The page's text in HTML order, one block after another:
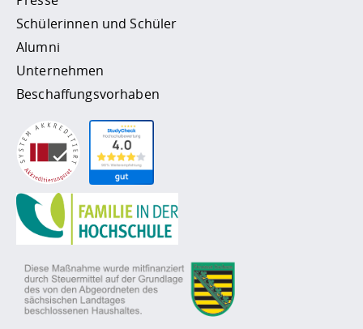
Schülerinnen und Schüler
Alumni
Unternehmen
Beschaffungsvorhaben